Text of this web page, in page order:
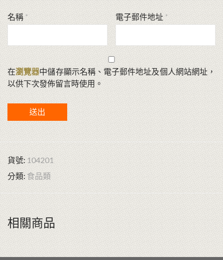
名稱 * 電子郵件地址 *
在瀏覽器中儲存顯示名稱、電子郵件地址及個人網站網址，
以供下次發佈留言時使用。
貨號: 104201
分類: 食品類
相關商品